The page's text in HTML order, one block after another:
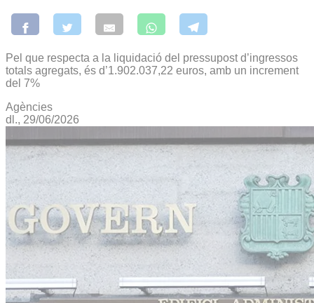
Pel que respecta a la liquidació del pressupost d’ingressos
totals agregats, és d’1.902.037,22 euros, amb un increment
del 7%
Agències
dl., 29/06/2026